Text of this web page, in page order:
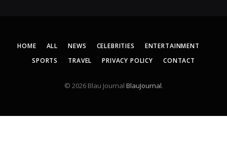
HOME ALL NEWS CELEBRITIES
ENTERTAINMENT
SPORTS
TRAVEL PRIVACY POLICY CONTACT
© 2026 Blau Journal BlauJournal.